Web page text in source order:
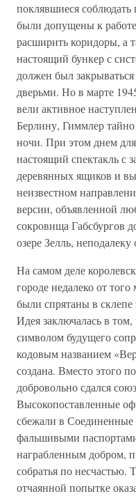
поклявшиеся
были допущены к
расширить коридоры, а
настоящий бункер с
должен был
дверьми. Но в марте
вели активное
Берлину, Гиммлер
ночи. При этом днем
настоящий спектакль с
деревянных ящиков и
неизвестном
версии, объявленной
сокровища Габсбургов
озере Зелль, неподалеку
На самом деле
городе недалеко от
были спрятаны в
Идея заключалась в
символом будущего
кодовым названием
создана. Вместо этого
добровольно сдался
Высокопоставленные
сбежали в
фальшивыми
награбленным добром,
собратья по
отчаянной попытке